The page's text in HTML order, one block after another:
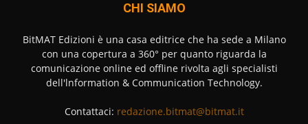
CHI SIAMO
BitMAT Edizioni è una casa editrice che ha sede a Milano
con una copertura a 360° per quanto riguarda la
comunicazione online ed offline rivolta agli specialisti
dell'lnformation & Communication Technology.
Contattaci: redazione.bitmat@bitmat.it